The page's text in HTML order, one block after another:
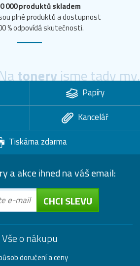
000 produktů skladem
plné produktů a dostupnost
% odpovídá skutečnosti.
toneryjsme tady my.
Papíry
Kancelář
Tiskárna zdarma
a akce ihned na váš email:
CHCI SLEVU
Vše o nákupu
doručení a ceny